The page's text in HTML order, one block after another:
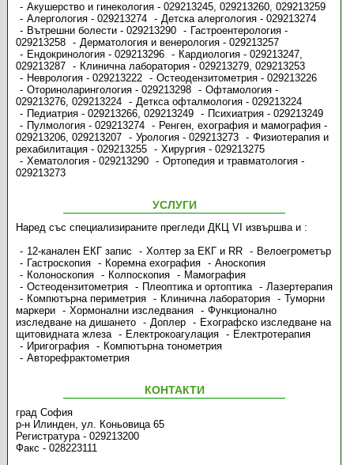
Акушерство и гинекология - 029213245, 029213260, 029213259
Алергология - 029213274
Детска алергология - 029213274
Вътрешни болести - 029213290
Гастроентерология -
029213258
Дерматология и венерология - 029213257
Ендокринология - 029213296
Кардиология - 029213247,
029213287
Клинична лаборатория - 029213279, 029213253
Неврология - 029213222
Остеодензитометрия - 029213226
Оториноларингология - 029213298
Офтамология -
029213276, 029213224
Деткса офталмология - 029213224
Педиатрия - 029213266, 029213249
Психиатрия - 029213249
Пулмология - 029213274
Ренген, ехография и мамография -
029213206, 029213207
Урология - 029213273
Физиотерапия и
рехабилитация - 029213255
Хирургия - 029213275
Хематология - 029213290
Ортопедия и травматология -
029213273
УСЛУГИ
Наред със специализираните прегледи ДКЦ VI извършва и :
12-канален ЕКГ запис
Холтер за ЕКГ и RR
Велоегрометър
Гастроскопия
Коремна ехография
Аноскопия
Колоноскопия
Колпоскопия
Мамография
Остеодензитометрия
Плеоптика и ортоптика
Лазертерапия
Компютърна периметрия
Клинична лаборатория
Туморни
маркери
Хормонални изследвания
Функционално
изследване на дишането
Доплер
Ехографско изследване на
щитовидната жлеза
Електрокоагулация
Електротерапия
Иригография
Компютърна тонометрия
Авторефрактометрия
КОНТАКТИ
град София
р-н Илинден, ул. Коньовица 65
Регистратура - 029213200
Факс - 028223111